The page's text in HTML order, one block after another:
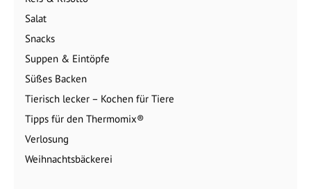
Salat
Snacks
Suppen & Eintöpfe
Süßes Backen
Tierisch lecker – Kochen für Tiere
Tipps für den Thermomix®
Verlosung
Weihnachtsbäckerei